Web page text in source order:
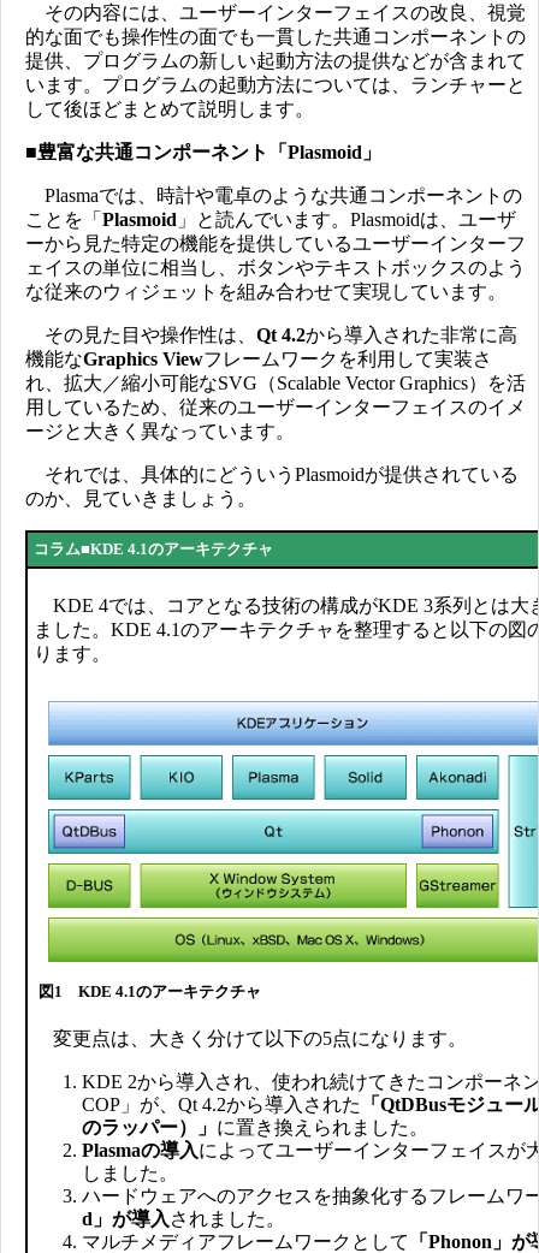
その内容には、ユーザーインターフェイスの改良、視覚
的な面でも操作性の面でも一貫した共通コンポーネントの
提供、プログラムの新しい起動方法の提供などが含まれて
います。プログラムの起動方法については、ランチャーと
して後ほどまとめて説明します。
■豊富な共通コンポーネント「Plasmoid」
Plasmaでは、時計や電卓のような共通コンポーネントの
ことを「 Plasmoid 」と読んでいます。Plasmoidは、ユーザ
ーから見た特定の機能を提供しているユーザーインターフ
ェイスの単位に相当し、ボタンやテキストボックスのよう
な従来のウィジェットを組み合わせて実現しています。
その見た目や操作性は、 Qt 4.2から導入された非常に高
機能なGraphics Viewフレームワークを利用して実装さ
れ、拡大／縮小可能なSVG（Scalable Vector Graphics）を活
用しているため、従来のユーザーインターフェイスのイメ
ージと大きく異なっています。
それでは、具体的にどういうPlasmoidが提供されている
のか、見ていきましょう。
コラム■KDE 4.1のアーキテクチャ
KDE 4では、コアとなる技術の構成がKDE 3系列とは大
ました。KDE 4.1のアーキテクチャを整理すると以下の図
ります。
図1 KDE 4.1のアーキテクチャ
変更点は、大きく分けて以下の5点になります。
KDE 2から導入され、使われ続けてきたコンポーネ
COP」が、Qt 4.2から導入された
「QtDBusモジュー
のラッパー）」 に置き換えられました。
Plasmaの導入によってユーザーインターフェイスが
しました。
ハードウェアへのアクセスを抽象化するフレームワ
d」が導入 されました。
マルチメディアフレームワークとして
「Phonon」が